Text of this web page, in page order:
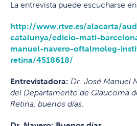
La entrevista puede escucharse
http://www.rtve.es/alacarta/
catalunya/edicio-mati-
manuel-navero-oftalmoleg-
retina/4518618/
Entrevistadora: Dr. José Manuel
del Departamento de Glaucoma
Retina, buenos días.